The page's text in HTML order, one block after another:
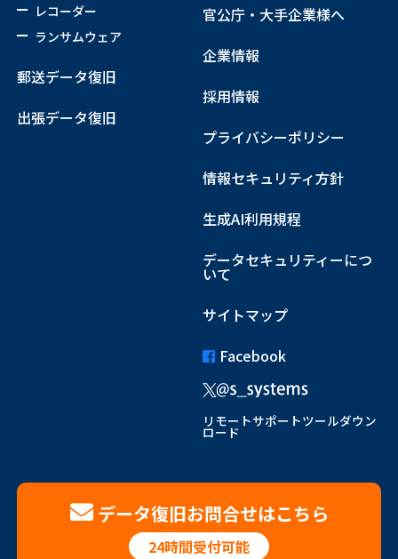
レコーダー
ランサムウェア
郵送データ復旧
出張データ復旧
官公庁・大手企業様へ
企業情報
採用情報
プライバシーポリシー
情報セキュリティ方針
生成AI利用規程
データセキュリティーにつ
いて
サイトマップ
Facebook
リモートサポートツールダウン
ロード
データ復旧お問合せはこちら
24時間受付可能